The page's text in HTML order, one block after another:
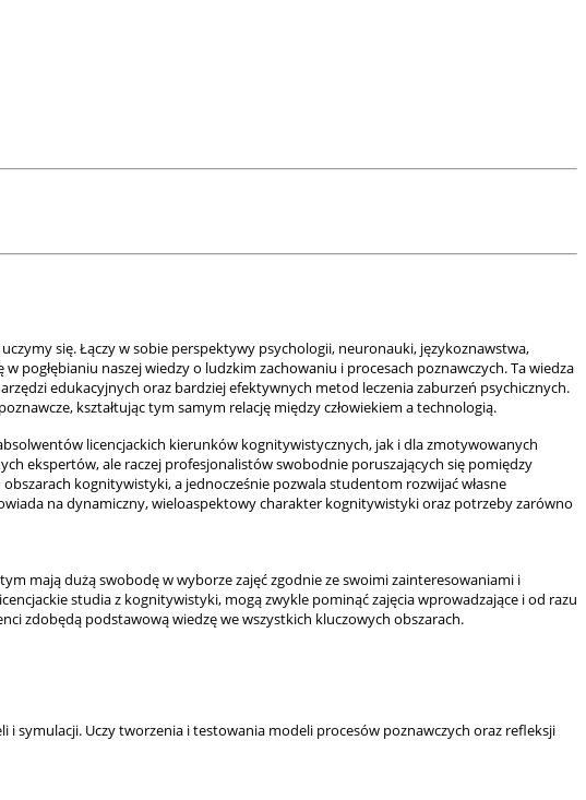
się. Łączy w sobie perspektywy psychologii, neuronauki, językoznawstwa,
naszej wiedzy o ludzkim zachowaniu i procesach poznawczych. Ta wiedza
edukacyjnych oraz bardziej efektywnych metod leczenia zaburzeń psychicznych.
kształtując tym samym relację między człowiekiem a technologią.
licencjackich kierunków kognitywistycznych, jak i dla zmotywowanych
ekspertów, ale raczej profesjonalistów swobodnie poruszających się pomiędzy
kognitywistyki, a jednocześnie pozwala studentom rozwijać własne
na dynamiczny, wieloaspektowy charakter kognitywistyki oraz potrzeby zarówno
mają dużą swobodę w wyborze zajęć zgodnie ze swoimi zainteresowaniami i
studia z kognitywistyki, mogą zwykle pominąć zajęcia wprowadzające i od razu
zdobędą podstawową wiedzę we wszystkich kluczowych obszarach.
symulacji. Uczy tworzenia i testowania modeli procesów poznawczych oraz refleksji